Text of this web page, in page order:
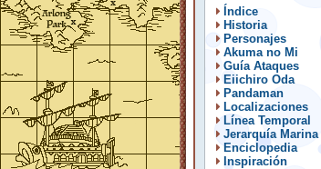
Índice
Historia
Personajes
Akuma no Mi
Guía Ataques
Eiichiro Oda
Pandaman
Localizaciones
Línea Temporal
Jerarquía Marina
Enciclopedia
Inspiración